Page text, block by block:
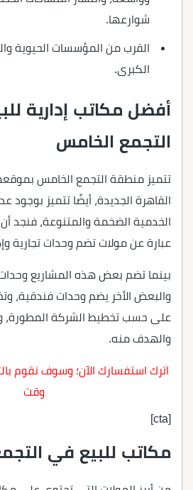
شوارعها.
القرب من المؤسسات الحيوية
الكبرى.
أفضل مكاتب إدارية
التجمع الخامس
تتميز منطقة التجمع الخامس
القاهرة الجديدة، أيضًا تتميز بوجود
الخدمية الضخمة والمتنوعة، فنجد
عبارة عن مولات تضم وحدات تجارية
بينما تضم بعض هذه المشاريع وحدات
والبعض الأخر يضم وحدات فندقية،
على حسب تخطيط الشركة المطورة،
والهدف منه.
اترك استفسارك الآن؛ وسوف نقوم
وقت
[cta]
مكاتب للبيع في